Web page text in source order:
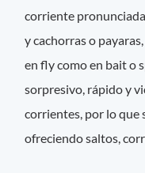
corriente
y cachorras o
en fly como en bait o
sorpresivo, rápido y
corrientes, por lo que
ofreciendo saltos,